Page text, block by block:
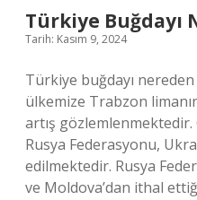
Türkiye Buğdayı
Tarih: Kasım 9, 2024
Türkiye buğdayı
ülkemize Trabzon
artış
Rusya Federasyonu,
edilmektedir. Rusya
ve Moldova’dan ithal